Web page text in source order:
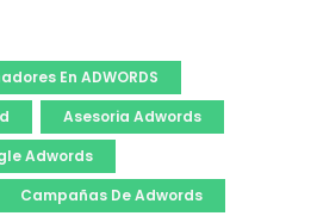
En ADWORDS
Asesoria Adwords
Adwords
Campañas De Adwords